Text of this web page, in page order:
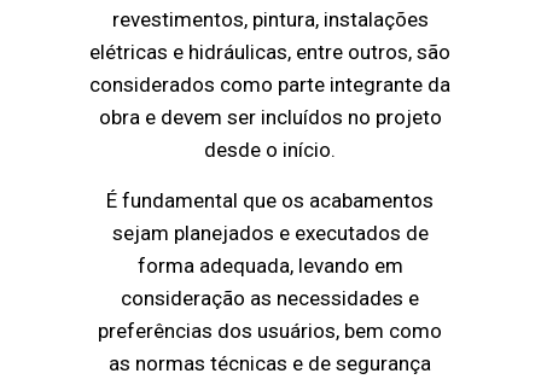
revestimentos, pintura, instalações
elétricas e hidráulicas, entre outros, são
considerados como parte integrante da
obra e devem ser incluídos no projeto
desde o início.
É fundamental que os acabamentos
sejam planejados e executados de
forma adequada, levando em
consideração as necessidades e
preferências dos usuários, bem como
as normas técnicas e de segurança